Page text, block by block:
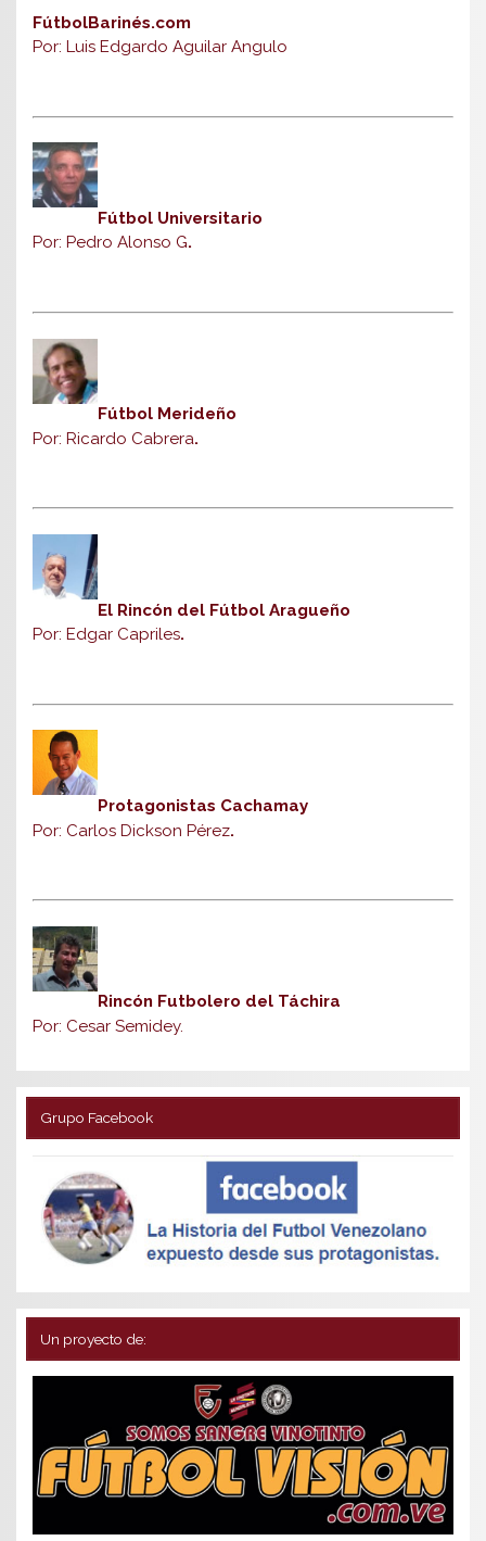
FútbolBarinés.com
Por: Luis Edgardo Aguilar Angulo
Fútbol Universitario
Por: Pedro Alonso G.
Fútbol Merideño
Por: Ricardo Cabrera.
El Rincón del Fútbol Aragueño
Por: Edgar Capriles.
Protagonistas Cachamay
Por: Carlos Dickson Pérez.
Rincón Futbolero del Táchira
Por: Cesar Semidey.
Grupo Facebook
Un proyecto de: